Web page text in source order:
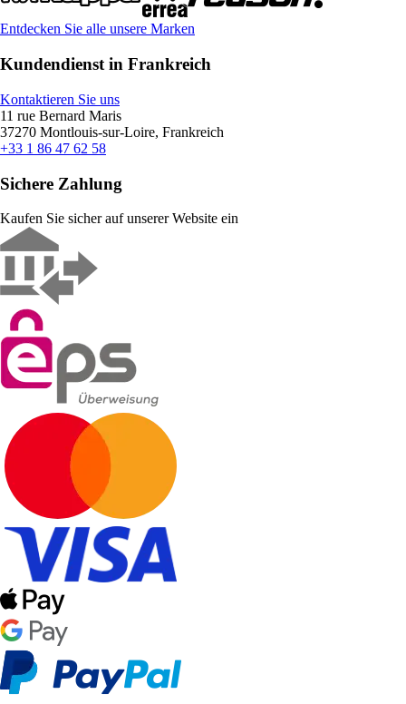
Entdecken Sie alle unsere Marken
Kundendienst in Frankreich
Kontaktieren Sie uns
11 rue Bernard Maris
37270 Montlouis-sur-Loire, Frankreich
+33 1 86 47 62 58
Sichere Zahlung
Kaufen Sie sicher auf unserer Website ein